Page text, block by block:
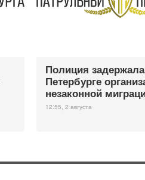
Полиция
Петербурге
незаконной
12:55, 2 августа